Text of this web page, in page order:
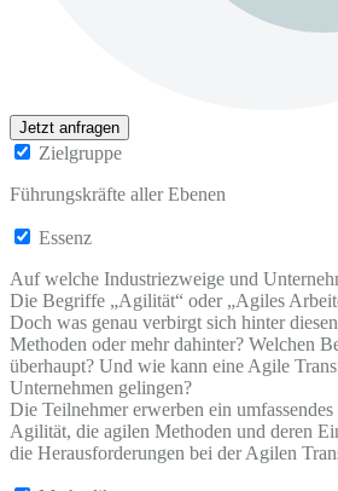
Jetzt anfragen
Zielgruppe
Führungskräfte aller Ebenen
Essenz
Auf welche Industriezweige und
Die Begriffe „Agilität“ oder „Agiles
Doch was genau verbirgt sich hinter
Methoden oder mehr dahinter? Welchen
überhaupt? Und wie kann eine Agile
Unternehmen gelingen?
Die Teilnehmer erwerben ein
Agilität, die agilen Methoden und deren
die Herausforderungen bei der Agilen